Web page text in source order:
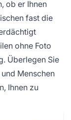
ob er Ihnen
fast die
ohne Foto
Überlegen Sie
Menschen
Ihnen zu